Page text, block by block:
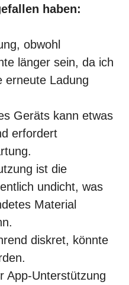
haben:
obwohl
länger sein, da ich
erneute Ladung
Geräts kann etwas
erfordert
ist die
undicht, was
Material
diskret, könnte
App-Unterstützung